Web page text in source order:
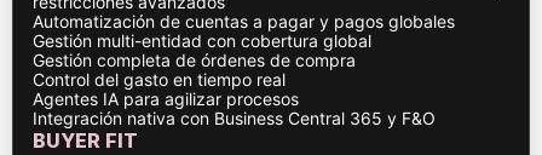
Automatización de cuentas a pagar y pagos globales
Gestión multi-entidad con cobertura global
Gestión completa de órdenes de compra
Control del gasto en tiempo real
Agentes IA para agilizar procesos
Integración nativa con Business Central 365 y F&O
BUYER FIT